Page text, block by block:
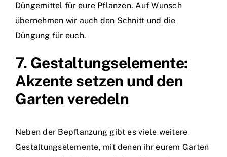
Düngemittel für eure Pflanzen. Auf Wunsch
übernehmen wir auch den Schnitt und die
Düngung für euch.
7. Gestaltungselemente:
Akzente setzen und den
Garten veredeln
Neben der Bepflanzung gibt es viele weitere
Gestaltungselemente, mit denen ihr eurem Garten